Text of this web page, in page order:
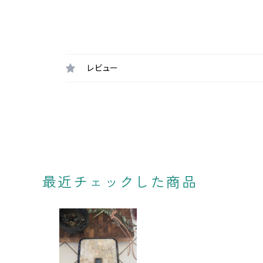
レビュー
最近チェックした商品